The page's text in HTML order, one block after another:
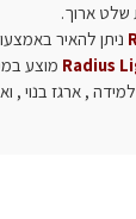
שלט ארוך.
Radius מוצע
, ארגז בנוי ,